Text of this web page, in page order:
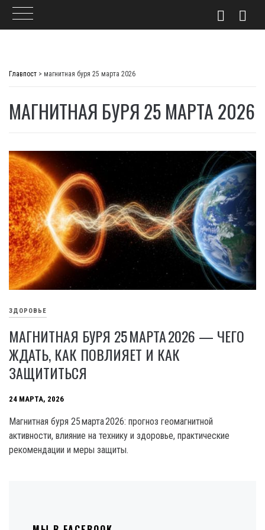
Главпост > магнитная буря 25 марта 2026
МАГНИТНАЯ БУРЯ 25 МАРТА 2026
ЗДОРОВЬЕ
МАГНИТНАЯ БУРЯ 25 МАРТА 2026 — ЧЕГО
ЖДАТЬ, КАК ПОВЛИЯЕТ И КАК
ЗАЩИТИТЬСЯ
24 МАРТА, 2026
Магнитная буря 25 марта 2026: прогноз геомагнитной
активности, влияние на технику и здоровье, практические
рекомендации и меры защиты.